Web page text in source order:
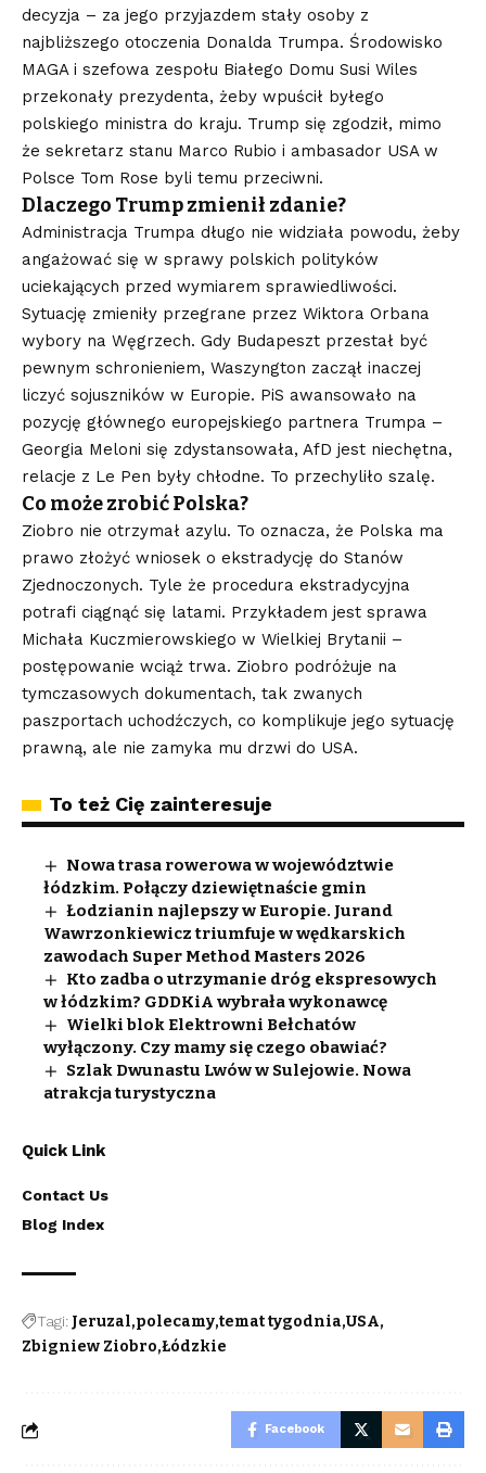
decyzja – za jego przyjazdem stały osoby z
najbliższego otoczenia Donalda Trumpa. Środowisko
MAGA i szefowa zespołu Białego Domu Susi Wiles
przekonały prezydenta, żeby wpuścił byłego
polskiego ministra do kraju. Trump się zgodził, mimo
że sekretarz stanu Marco Rubio i ambasador USA w
Polsce Tom Rose byli temu przeciwni.
Dlaczego Trump zmienił zdanie?
Administracja Trumpa długo nie widziała powodu, żeby
angażować się w sprawy polskich polityków
uciekających przed wymiarem sprawiedliwości.
Sytuację zmieniły przegrane przez Wiktora Orbana
wybory na Węgrzech. Gdy Budapeszt przestał być
pewnym schronieniem, Waszyngton zaczął inaczej
liczyć sojuszników w Europie. PiS awansowało na
pozycję głównego europejskiego partnera Trumpa –
Georgia Meloni się zdystansowała, AfD jest niechętna,
relacje z Le Pen były chłodne. To przechyliło szalę.
Co może zrobić Polska?
Ziobro nie otrzymał azylu. To oznacza, że Polska ma
prawo złożyć wniosek o ekstradycję do Stanów
Zjednoczonych. Tyle że procedura ekstradycyjna
potrafi ciągnąć się latami. Przykładem jest sprawa
Michała Kuczmierowskiego w Wielkiej Brytanii –
postępowanie wciąż trwa. Ziobro podróżuje na
tymczasowych dokumentach, tak zwanych
paszportach uchodźczych, co komplikuje jego sytuację
prawną, ale nie zamyka mu drzwi do USA.
To też Cię zainteresuje
Nowa trasa rowerowa w województwie
łódzkim. Połączy dziewiętnaście gmin
Łodzianin najlepszy w Europie. Jurand
Wawrzonkiewicz triumfuje w wędkarskich
zawodach Super Method Masters 2026
Kto zadba o utrzymanie dróg ekspresowych
w łódzkim? GDDKiA wybrała wykonawcę
Wielki blok Elektrowni Bełchatów
wyłączony. Czy mamy się czego obawiać?
Szlak Dwunastu Lwów w Sulejowie. Nowa
atrakcja turystyczna
Quick Link
Contact Us
Blog Index
Tagi: Jeruzal polecamy temat tygodnia USA
Zbigniew Ziobro Łódzkie
Facebook